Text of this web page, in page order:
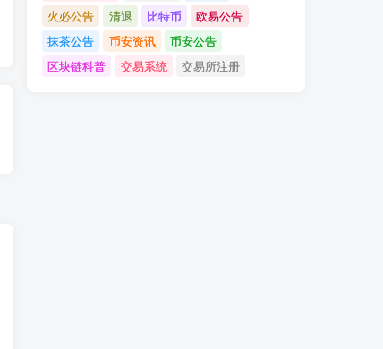
「欧易OKX」关于支持BNB Smart Chain（BEP20）网络升级和硬分叉的公告
火必公告
清退 比特币
欧易公告
抹茶公告
币安资讯
币安公告
区块链科普
交易系统 交易所注册